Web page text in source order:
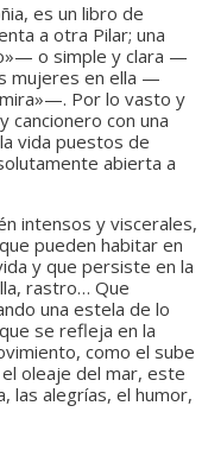
es un libro de
a otra Pilar; una
o simple y clara —
mujeres en ella —
Por lo vasto y
cancionero con una
vida puestos de
abierta a
intensos y viscerales,
pueden habitar en
y que persiste en la
rastro… Que
una estela de lo
se refleja en la
como el sube
oleaje del mar, este
las alegrías, el humor,